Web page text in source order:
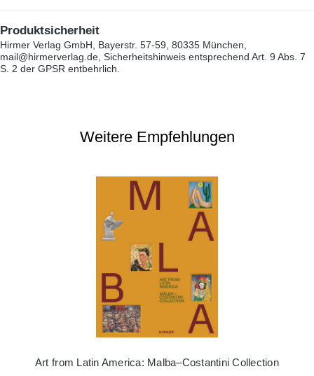
Produktsicherheit
Hirmer Verlag GmbH, Bayerstr. 57-59, 80335 München,
mail@hirmerverlag.de, Sicherheitshinweis entsprechend Art. 9 Abs. 7
S. 2 der GPSR entbehrlich.
Weitere Empfehlungen
Art from Latin America: Malba–Costantini Collection